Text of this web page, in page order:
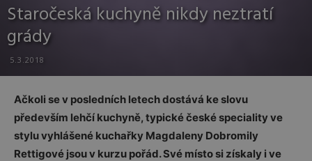
Staročeská kuchyně nikdy neztratí
grády
5.3.2018
Ačkoli se v posledních letech dostává ke slovu
především lehčí kuchyně, typické české speciality ve
stylu vyhlášené kuchařky Magdaleny Dobromily
Rettigové jsou v kurzu pořád. Své místo si získaly i ve